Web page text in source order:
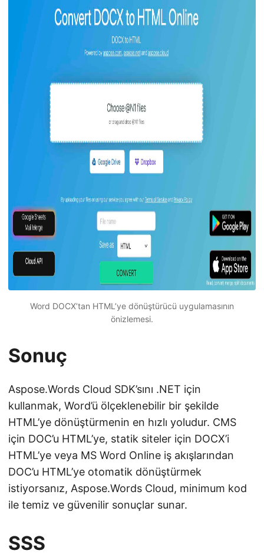
Word DOCX’tan HTML’ye dönüştürücü uygulamasının
önizlemesi.
Sonuç
Aspose.Words Cloud SDK’sını .NET için
kullanmak, Word’ü ölçeklenebilir bir şekilde
HTML’ye dönüştürmenin en hızlı yoludur. CMS
için DOC’u HTML’ye, statik siteler için DOCX’i
HTML’ye veya MS Word Online iş akışlarından
DOC’u HTML’ye otomatik dönüştürmek
istiyorsanız, Aspose.Words Cloud, minimum kod
ile temiz ve güvenilir sonuçlar sunar.
SSS